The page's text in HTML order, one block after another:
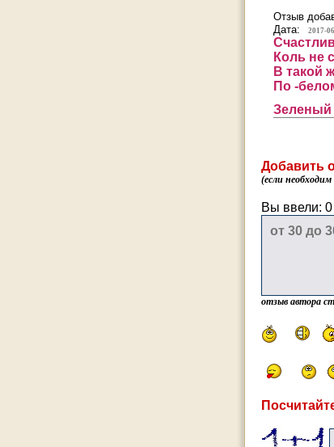
Отзыв
Дата:
2017-
Коль не
В такой
По -
Зеленый
Добавить
(если
Вы ввели: 0
отзыв автора